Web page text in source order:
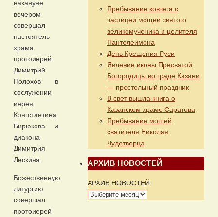
накануне
вечером
совершал
настоятель
храма
протоиерей
Димитрий
Полохов в
сослужении
иерея
Конгстантина
Бирюкова и
диакона
Димитрия
Лескина.
Божественную
литургию
совершал
протоиерей
Пребывание ковчега с
частицей мощей святого
великомученика и целителя
Пантелеимона
День Крещения Руси
Явление иконы Пресвятой
Богородицы во граде Казани
— престольный праздник
В свет вышла книга о
Казанском храме Саратова
Пребывание мощей
святителя Николая
Чудотворца
АРХИВ НОВОСТЕЙ
АРХИВ НОВОСТЕЙ